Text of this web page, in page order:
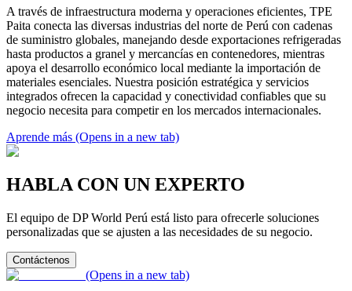
A través de infraestructura moderna y operaciones eficientes, TPE
Paita conecta las diversas industrias del norte de Perú con cadenas
de suministro globales, manejando desde exportaciones refrigeradas
hasta productos a granel y mercancías en contenedores, mientras
apoya el desarrollo económico local mediante la importación de
materiales esenciales. Nuestra posición estratégica y servicios
integrados ofrecen la capacidad y conectividad confiables que su
negocio necesita para competir en los mercados internacionales.
Aprende más (Opens in a new tab)
HABLA CON UN EXPERTO
El equipo de DP World Perú está listo para ofrecerle soluciones
personalizadas que se ajusten a las necesidades de su negocio.
Contáctenos
(Opens in a new tab)